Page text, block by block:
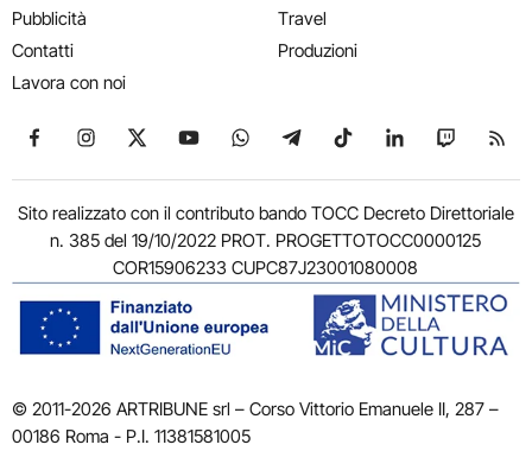
Pubblicità
Contatti
Lavora con noi
Travel
Produzioni
Seguici su Facebook
Seguici su Instagram
Seguici su X
Seguici su YouTube
Seguici su WhatsApp
Seguici su Telegram
Seguici su TikTok
Seguici su
Seguici
Sito realizzato con il contributo bando TOCC Decreto Direttoriale
n. 385 del 19/10/2022 PROT. PROGETTOTOCC0000125
COR15906233 CUPC87J23001080008
© 2011-2026 ARTRIBUNE srl – Corso Vittorio Emanuele II, 287 –
00186 Roma - P.I. 11381581005